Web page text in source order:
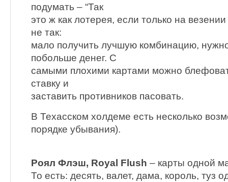
подумать – “Так
это ж как лотерея, если только на
не так:
мало получить лучшую комбинацию,
побольше денег. С
самыми плохими картами можно
ставку и
заставить противников пасовать.
В Техасском холдеме есть несколько
порядке убывания).
Роял Флэш, Royal Flush – карты одной
То есть: десять, валет, дама, король, туз